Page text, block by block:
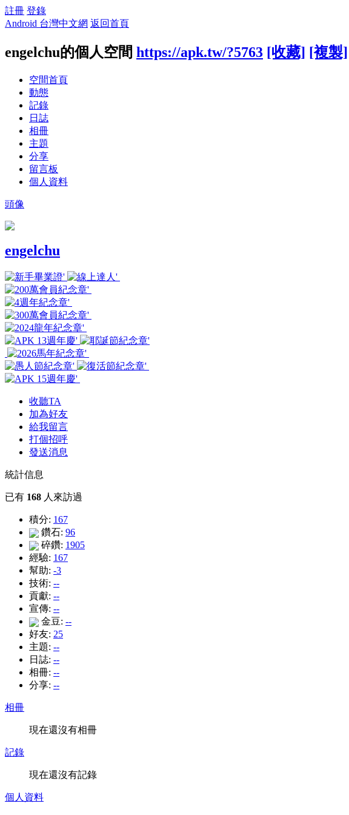
註冊 登錄
Android 台灣中文網 返回首頁
engelchu的個人空間 https://apk.tw/?5763 [收藏] [複製]
空間首頁
動態
記錄
日誌
相冊
主題
分享
留言板
個人資料
頭像
engelchu
收聽TA
加為好友
給我留言
打個招呼
發送消息
統計信息
已有 168 人來訪過
積分: 167
鑽石: 96
碎鑽: 1905
經驗: 167
幫助: -3
技術: --
貢獻: --
宣傳: --
金豆: --
好友: 25
主題: --
日誌: --
相冊: --
分享: --
相冊
現在還沒有相冊
記錄
現在還沒有記錄
個人資料